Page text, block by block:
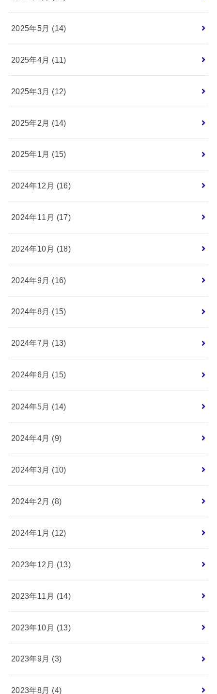
2025年5月 (14)
2025年4月 (11)
2025年3月 (12)
2025年2月 (14)
2025年1月 (15)
2024年12月 (16)
2024年11月 (17)
2024年10月 (18)
2024年9月 (16)
2024年8月 (15)
2024年7月 (13)
2024年6月 (15)
2024年5月 (14)
2024年4月 (9)
2024年3月 (10)
2024年2月 (8)
2024年1月 (12)
2023年12月 (13)
2023年11月 (14)
2023年10月 (13)
2023年9月 (3)
2023年8月 (4)